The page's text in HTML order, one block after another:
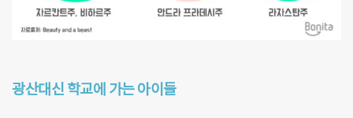
광산대신 학교에 가는 아이들